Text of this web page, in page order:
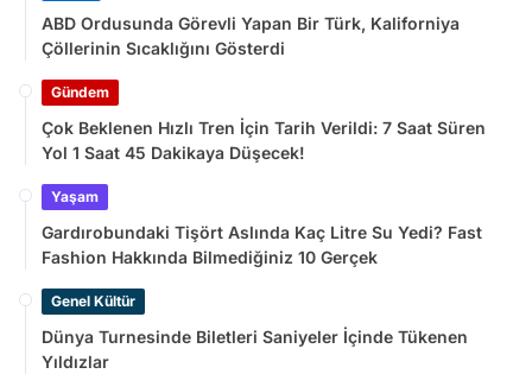
ABD Ordusunda Görevli Yapan Bir Türk, Kaliforniya
Çöllerinin Sıcaklığını Gösterdi
Gündem
Çok Beklenen Hızlı Tren İçin Tarih Verildi: 7 Saat Süren
Yol 1 Saat 45 Dakikaya Düşecek!
Yaşam
Gardırobundaki Tişört Aslında Kaç Litre Su Yedi? Fast
Fashion Hakkında Bilmediğiniz 10 Gerçek
Genel Kültür
Dünya Turnesinde Biletleri Saniyeler İçinde Tükenen
Yıldızlar